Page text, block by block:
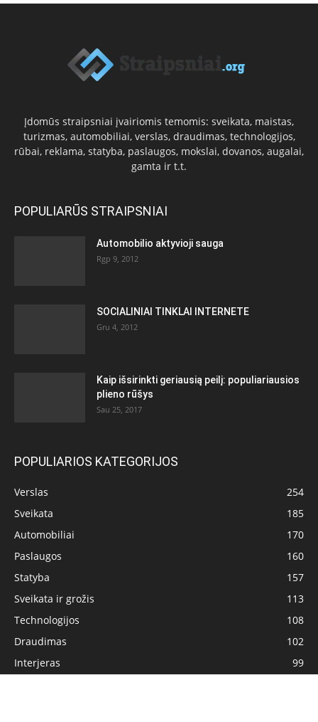
Įdomūs straipsniai įvairiomis temomis: sveikata, maistas,
turizmas, automobiliai, verslas, draudimas, technologijos,
rūbai, reklama, statyba, paslaugos, mokslai, dovanos, augalai,
gamta ir t.t.
POPULIARŪS STRAIPSNIAI
Automobilio aktyvioji sauga
Rgp 9, 2012
SOCIALINIAI TINKLAI INTERNETE
Gru 4, 2012
Kaip išsirinkti geriausią peilį: populiariausios
plieno rūšys
Sau 25, 2017
POPULIARIOS KATEGORIJOS
Verslas
254
Sveikata
185
Automobiliai
170
Paslaugos
160
Statyba
157
Sveikata ir grožis
113
Technologijos
108
Draudimas
102
Interjeras
99